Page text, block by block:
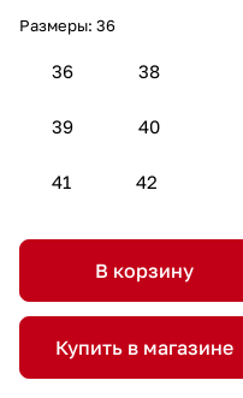
Размеры: 36
36 38
39 40
41 42
В корзину
Купить в магазине